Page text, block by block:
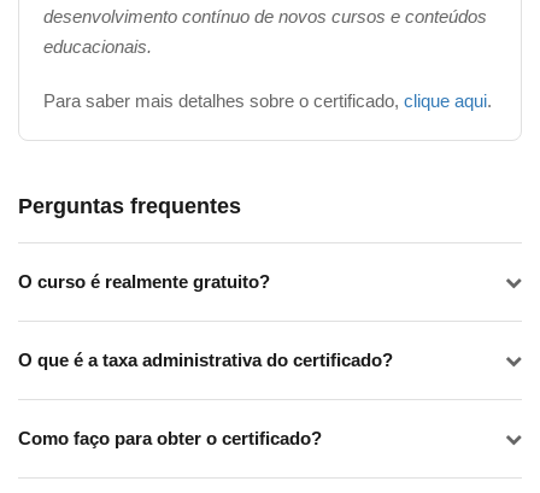
desenvolvimento contínuo de novos cursos e conteúdos
educacionais.
Para saber mais detalhes sobre o certificado, clique aqui.
Perguntas frequentes
O curso é realmente gratuito?
O que é a taxa administrativa do certificado?
Como faço para obter o certificado?